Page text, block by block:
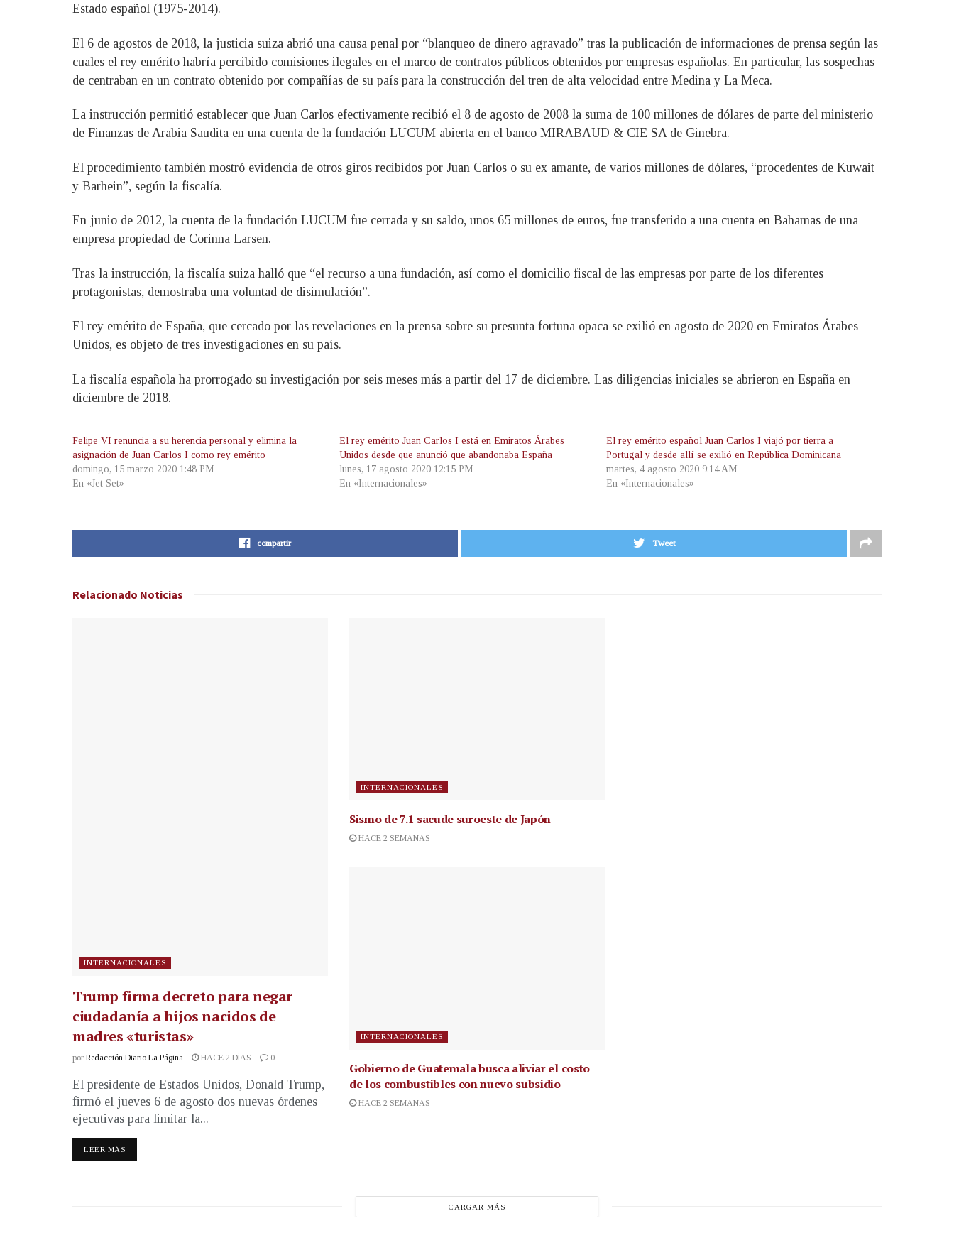
Estado español (1975-2014).
El 6 de agostos de 2018, la justicia suiza abrió una causa penal por “blanqueo de dinero agravado” tras la publicación de informaciones de prensa según las
cuales el rey emérito habría percibido comisiones ilegales en el marco de contratos públicos obtenidos por empresas españolas. En particular, las sospechas
de centraban en un contrato obtenido por compañías de su país para la construcción del tren de alta velocidad entre Medina y La Meca.
La instrucción permitió establecer que Juan Carlos efectivamente recibió el 8 de agosto de 2008 la suma de 100 millones de dólares de parte del ministerio
de Finanzas de Arabia Saudita en una cuenta de la fundación LUCUM abierta en el banco MIRABAUD & CIE SA de Ginebra.
El procedimiento también mostró evidencia de otros giros recibidos por Juan Carlos o su ex amante, de varios millones de dólares, “procedentes de Kuwait
y Barhein”, según la fiscalía.
En junio de 2012, la cuenta de la fundación LUCUM fue cerrada y su saldo, unos 65 millones de euros, fue transferido a una cuenta en Bahamas de una
empresa propiedad de Corinna Larsen.
Tras la instrucción, la fiscalía suiza halló que “el recurso a una fundación, así como el domicilio fiscal de las empresas por parte de los diferentes
protagonistas, demostraba una voluntad de disimulación”.
El rey emérito de España, que cercado por las revelaciones en la prensa sobre su presunta fortuna opaca se exilió en agosto de 2020 en Emiratos Árabes
Unidos, es objeto de tres investigaciones en su país.
La fiscalía española ha prorrogado su investigación por seis meses más a partir del 17 de diciembre. Las diligencias iniciales se abrieron en España en
diciembre de 2018.
Felipe VI renuncia a su herencia personal y elimina la
asignación de Juan Carlos I como rey emérito
domingo, 15 marzo 2020 1:48 PM
En «Jet Set»
El rey emérito Juan Carlos I está en Emiratos Árabes
Unidos desde que anunció que abandonaba España
lunes, 17 agosto 2020 12:15 PM
En «Internacionales»
El rey emérito español Juan Carlos I viajó por tierra a
Portugal y desde allí se exilió en República Dominicana
martes, 4 agosto 2020 9:14 AM
En «Internacionales»
compartir Tweet
Relacionado Noticias
INTERNACIONALES
Trump firma decreto para negar
ciudadanía a hijos nacidos de
madres «turistas»
por Redacción Diario La Página HACE 2 DÍAS 0
El presidente de Estados Unidos, Donald Trump,
firmó el jueves 6 de agosto dos nuevas órdenes
ejecutivas para limitar la...
LEER MÁS
INTERNACIONALES
Sismo de 7.1 sacude suroeste de Japón
HACE 2 SEMANAS
INTERNACIONALES
Gobierno de Guatemala busca aliviar el costo
de los combustibles con nuevo subsidio
HACE 2 SEMANAS
CARGAR MÁS